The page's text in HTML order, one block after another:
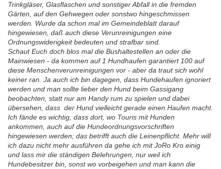
Trinkgläser, Glasflaschen und sonstiger Abfall in die fremden
Gärten, auf den Gehwegen oder sonstwo hingeschmissen
werden. Wurde da schon mal im Gemeindeblatt darauf
hingewiesen, daß auch diese Verunreinigungen eine
Ordnungswiderigkeit bedeuten und strafbar sind.
Schaut Euch doch blos mal die Bushaltestellen an oder die
Mainwiesen - da kommen auf 1 Hundhaufen garantiert 100 auf
diese Menschenverunreinigungen vor - aber da traut sich wohl
keiner ran. Ja auch ich bin dagegen, dass Hundehaufen ignoriert
werden und man sollte lieber den Hund beim Gassigang
beobachten, statt nur am Handy rum zu spielen und dabei
übersehen, dass der Hund vielleicht gerade einen Haufen macht.
Ich fände es wichtig, dass dort, wo Touris mit Hunden
ankommen, auch auf die Hundeordnungsvorschriften
hingewiesen werden; das betrifft auch die Leinenpflicht. Mehr will
ich dazu nicht mehr ausführen da gehe ich mit JoRo Kro einig
und lass mir die ständigen Belehrungen, nur weil ich
Hundebesitzer bin, sonst wo vorbeigehen und man kann die